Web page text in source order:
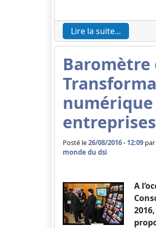
Lire la suite...
Baromètre
numérique
entreprises
Posté le26/08/2016 - 12:09 par
monde du dsi
A